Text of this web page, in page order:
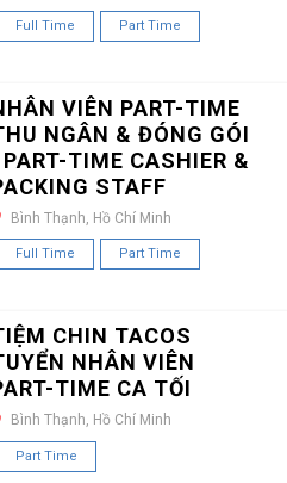
Full Time Part Time
VIÊN PART-TIME
NGÂN & ĐÓNG GÓI
PART-TIME CASHIER &
STAFF
Bình Thạnh, Hồ Chí Minh
Full Time Part Time
CHIN TACOS
NHÂN VIÊN
TIME CA TỐI
Bình Thạnh, Hồ Chí Minh
Part Time